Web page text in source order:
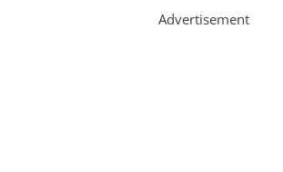
Advertisement